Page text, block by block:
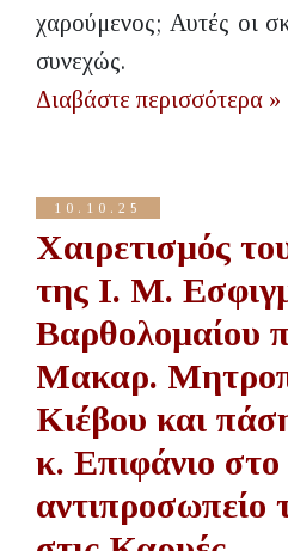
χαρούμενος; Αυτές οι
συνεχώς.
Διαβάστε περισσότερα »
10.10.25
Χαιρετισμός
της Ι. Μ.
Βαρθολομαίου
Μακαρ.
Κιέβου και
κ. Επιφάνιο στο
αντιπροσωπείο